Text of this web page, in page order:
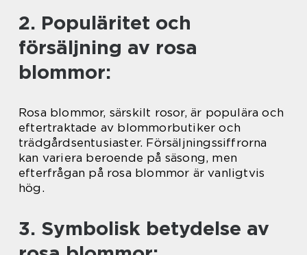
2. Populäritet och
försäljning av rosa
blommor:
Rosa blommor, särskilt rosor, är populära och
eftertraktade av blommorbutiker och
trädgårdsentusiaster. Försäljningssiffrorna
kan variera beroende på säsong, men
efterfrågan på rosa blommor är vanligtvis
hög.
3. Symbolisk betydelse av